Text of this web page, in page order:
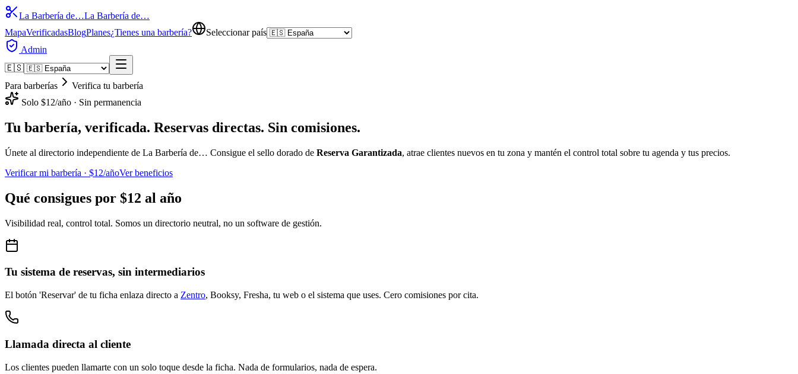
La Barbería de…La Barbería de…
MapaVerificadasBlogPlanes¿Tienes una barbería?
Seleccionar país
Admin
🇪🇸
Para barberías
Verifica tu barbería
Solo $12/año · Sin permanencia
Tu barbería, verificada. Reservas directas. Sin comisiones.
Únete al directorio independiente de La Barbería de… Consigue el sello dorado de Reserva Garantizada, atrae clientes nuevos en tu zona y mantén el control total sobre tu agenda y tus precios.
Verificar mi barbería · $12/añoVer beneficios
Qué consigues por $12 al año
Visibilidad real, control total. Somos un directorio neutral, no un software de gestión.
Tu sistema de reservas, sin intermediarios
El botón 'Reservar' de tu ficha enlaza directo a Zentro, Booksy, Fresha, tu web o el sistema que uses. Cero comisiones por cita.
Llamada directa al cliente
Los clientes pueden llamarte con un solo toque desde la ficha. Nada de formularios, nada de espera.